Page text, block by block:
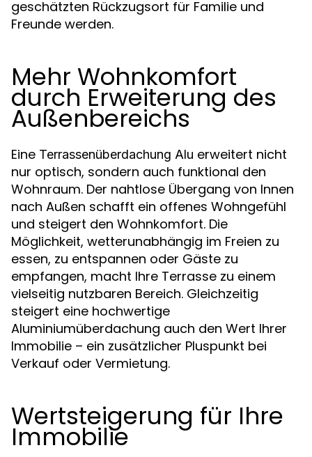
geschätzten Rückzugsort für Familie und
Freunde werden.
Mehr Wohnkomfort
durch Erweiterung des
Außenbereichs
Eine Terrassenüberdachung Alu erweitert nicht
nur optisch, sondern auch funktional den
Wohnraum. Der nahtlose Übergang von Innen
nach Außen schafft ein offenes Wohngefühl
und steigert den Wohnkomfort. Die
Möglichkeit, wetterunabhängig im Freien zu
essen, zu entspannen oder Gäste zu
empfangen, macht Ihre Terrasse zu einem
vielseitig nutzbaren Bereich. Gleichzeitig
steigert eine hochwertige
Aluminiumüberdachung auch den Wert Ihrer
Immobilie – ein zusätzlicher Pluspunkt bei
Verkauf oder Vermietung.
Wertsteigerung für Ihre
Immobilie